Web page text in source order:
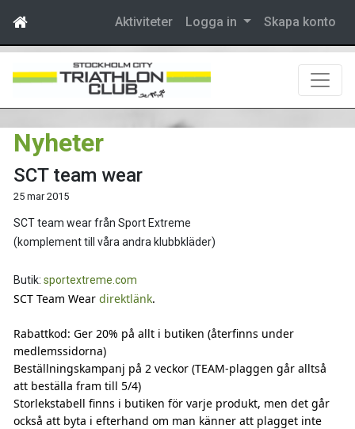
Aktiviteter Logga in Skapa konto
Nyheter
SCT team wear
25 mar 2015
SCT team wear från Sport Extreme
(komplement till våra andra klubbkläder)
Butik: sportextreme.com
SCT Team Wear direktlänk.
Rabattkod: Ger 20% på allt i butiken (återfinns under
medlemssidorna)
Beställningskampanj på 2 veckor (TEAM-plaggen går alltså
att beställa fram till 5/4)
Storlekstabell finns i butiken för varje produkt, men det går
också att byta i efterhand om man känner att plagget inte